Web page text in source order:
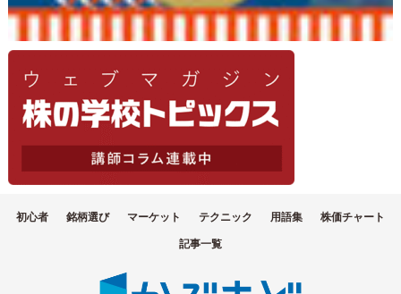
初心者 銘柄選び マーケット テクニック 用語集 株価チャート
記事一覧